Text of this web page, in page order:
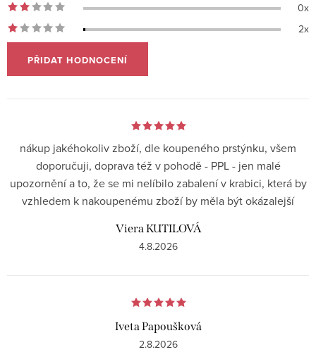
0x
2x
PŘIDAT HODNOCENÍ
s
nákup jakéhokoliv zboží, dle koupeného prstýnku, všem
doporučuji, doprava též v pohodě - PPL - jen malé
upozornění a to, že se mi nelíbilo zabalení v krabici, která by
vzhledem k nakoupenému zboží by měla být okázalejší
Viera KUTILOVÁ
4.8.2026
Iveta Papoušková
2.8.2026